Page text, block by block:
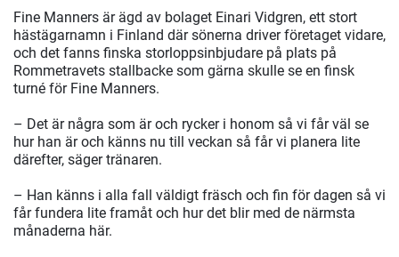
Fine Manners är ägd av bolaget Einari Vidgren, ett stort
hästägarnamn i Finland där sönerna driver företaget vidare,
och det fanns finska storloppsinbjudare på plats på
Rommetravets stallbacke som gärna skulle se en finsk
turné för Fine Manners.
– Det är några som är och rycker i honom så vi får väl se
hur han är och känns nu till veckan så får vi planera lite
därefter, säger tränaren.
– Han känns i alla fall väldigt fräsch och fin för dagen så vi
får fundera lite framåt och hur det blir med de närmsta
månaderna här.